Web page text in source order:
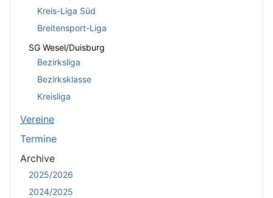
Kreis-Liga Süd
Breitensport-Liga
SG Wesel/Duisburg
Bezirksliga
Bezirksklasse
Kreisliga
Vereine
Termine
Archive
2025/2026
2024/2025